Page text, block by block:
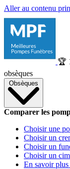
Aller au contenu
🏆
obsèques
Obsèques
Comparer les
Choisir une
Choisir un
Choisir un
Choisir un
En savoir